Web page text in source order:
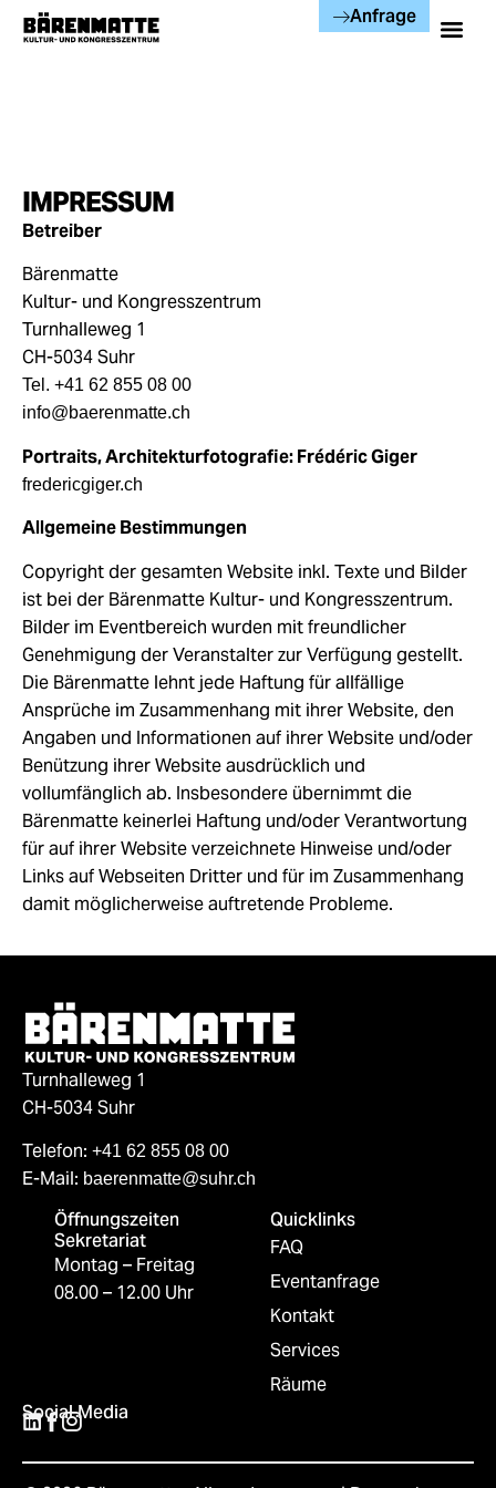
Anfrage
IMPRESSUM
Betreiber
Bärenmatte
Kultur- und Kongresszentrum
Turnhalleweg 1
CH-5034 Suhr
Tel. +41 62 855 08 00
info@baerenmatte.ch
Portraits, Architekturfotografie: Frédéric Giger
fredericgiger.ch
Allgemeine Bestimmungen
Copyright der gesamten Website inkl. Texte und Bilder
ist bei der Bärenmatte Kultur- und Kongresszentrum.
Bilder im Eventbereich wurden mit freundlicher
Genehmigung der Veranstalter zur Verfügung gestellt.
Die Bärenmatte lehnt jede Haftung für allfällige
Ansprüche im Zusammenhang mit ihrer Website, den
Angaben und Informationen auf ihrer Website und/oder
Benützung ihrer Website ausdrücklich und
vollumfänglich ab. Insbesondere übernimmt die
Bärenmatte keinerlei Haftung und/oder Verantwortung
für auf ihrer Website verzeichnete Hinweise und/oder
Links auf Webseiten Dritter und für im Zusammenhang
damit möglicherweise auftretende Probleme.
Turnhalleweg 1
CH-5034 Suhr
Telefon: +41 62 855 08 00
E-Mail: baerenmatte@suhr.ch
Öffnungszeiten
Sekretariat
Montag – Freitag
08.00 – 12.00 Uhr
Quicklinks
FAQ
Eventanfrage
Kontakt
Services
Räume
Social Media